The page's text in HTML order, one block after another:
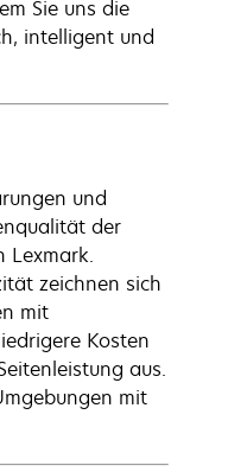
Sie uns die
intelligent und
und
der
Lexmark.
zeichnen sich
mit
Kosten
aus.
mit